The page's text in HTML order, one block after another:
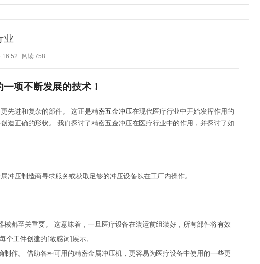
业
16:52 阅读 758
项不断发展的技术！
先进和复杂的部件。 这正是精密五金冲压在现代医疗行业中开始发挥作用的
造正确的形状。
我们探讨了精密五金冲压在医疗行业中的作用，并探讨了如
冲压制造商寻求服务或获取足够的冲压设备以在工厂内操作。
都至关重要。
这意味着，一旦医疗设备在装运前组装好，所有部件将有效
个工件创建的[敏感词]展示。
作。
借助各种可用的精密金属冲压机，更容易为医疗设备中使用的一些更